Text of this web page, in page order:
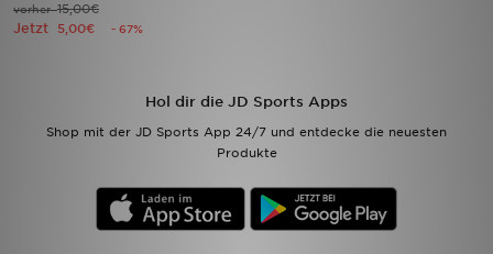
vorher15,00€
Jetzt 5,00€ - 67%
Hol dir die JD Sports Apps
Shop mit der JD Sports App 24/7 und entdecke die neuesten
Produkte
Filialfinder